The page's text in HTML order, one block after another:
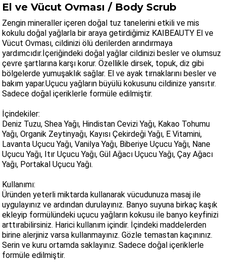
El ve Vücut Ovması / Body Scrub
Zengin mineraller içeren doğal tuz tanelerini etkili ve mis
kokulu doğal yağlarla bir araya getirdiğimiz KAIBEAUTY El ve
Vücut Ovması, cildinizi ölü derilerden arındırmaya
yardımcıdır.İçeriğindeki doğal yağlar cildinizi besler ve olumsuz
çevre şartlarına karşı korur. Özellikle dirsek, topuk, diz gibi
bölgelerde yumuşaklık sağlar. El ve ayak tırnaklarını besler ve
bakım yapar.Uçucu yağların büyülü kokusunu cildinize yansıtır.
Sadece doğal içeriklerle formüle edilmiştir.
İçindekiler:
Deniz Tuzu, Shea Yağı, Hindistan Cevizi Yağı, Kakao Tohumu
Yağı, Organik Zeytinyağı, Kayısı Çekirdeği Yağı, E Vitamini,
Lavanta Uçucu Yağı, Vanilya Yağı, Biberiye Uçucu Yağı, Nane
Uçucu Yağı, Itır Uçucu Yağı, Gül Ağacı Uçucu Yağı, Çay Ağacı
Yağı, Portakal Uçucu Yağı.
Kullanımı:
Üründen yeterli miktarda kullanarak vücudunuza masaj ile
uygulayınız ve ardından durulayınız. Banyo suyuna birkaç kaşık
ekleyip formülündeki uçucu yağların kokusu ile banyo keyfinizi
arttırabilirsiniz. Harici kullanım içindir. İçindeki maddelerden
birine alerjiniz varsa kullanmayınız. Gözle temastan kaçınınız.
Serin ve kuru ortamda saklayınız. Sadece doğal içeriklerle
formüle edilmiştir.